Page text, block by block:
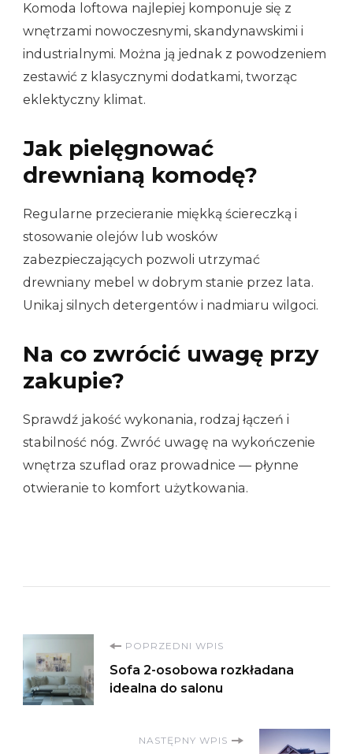
Komoda loftowa najlepiej komponuje się z
wnętrzami nowoczesnymi, skandynawskimi i
industrialnymi. Można ją jednak z powodzeniem
zestawić z klasycznymi dodatkami, tworząc
eklektyczny klimat.
Jak pielęgnować
drewnianą komodę?
Regularne przecieranie miękką ściereczką i
stosowanie olejów lub wosków
zabezpieczających pozwoli utrzymać
drewniany mebel w dobrym stanie przez lata.
Unikaj silnych detergentów i nadmiaru wilgoci.
Na co zwrócić uwagę przy
zakupie?
Sprawdź jakość wykonania, rodzaj łączeń i
stabilność nóg. Zwróć uwagę na wykończenie
wnętrza szuflad oraz prowadnice — płynne
otwieranie to komfort użytkowania.
Nawigacja
wpisu
POPRZEDNI WPIS
Sofa 2-osobowa rozkładana
idealna do salonu
NASTĘPNY WPIS